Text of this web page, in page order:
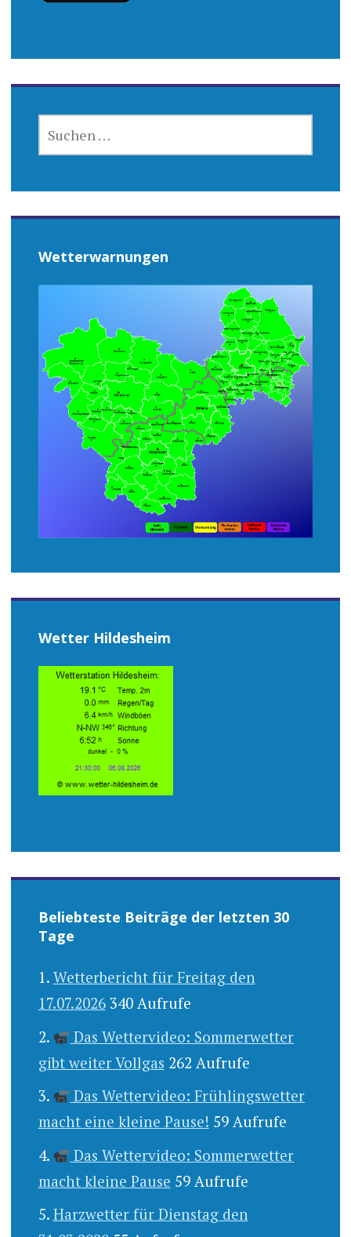
NACH:
Wetterwarnungen
Wetter Hildesheim
Beliebteste Beiträge der letzten 30
Tage
Wetterbericht für Freitag den
17.07.2026 340 Aufrufe
Das Wettervideo: Sommerwetter
gibt weiter Vollgas 262 Aufrufe
Das Wettervideo: Frühlingswetter
macht eine kleine Pause! 59 Aufrufe
Das Wettervideo: Sommerwetter
macht kleine Pause 59 Aufrufe
Harzwetter für Dienstag den